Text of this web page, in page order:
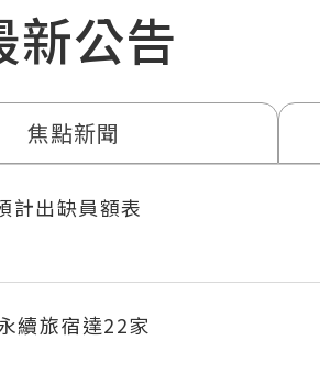
新公告
焦點新聞
計出缺員額表
續旅宿達22家